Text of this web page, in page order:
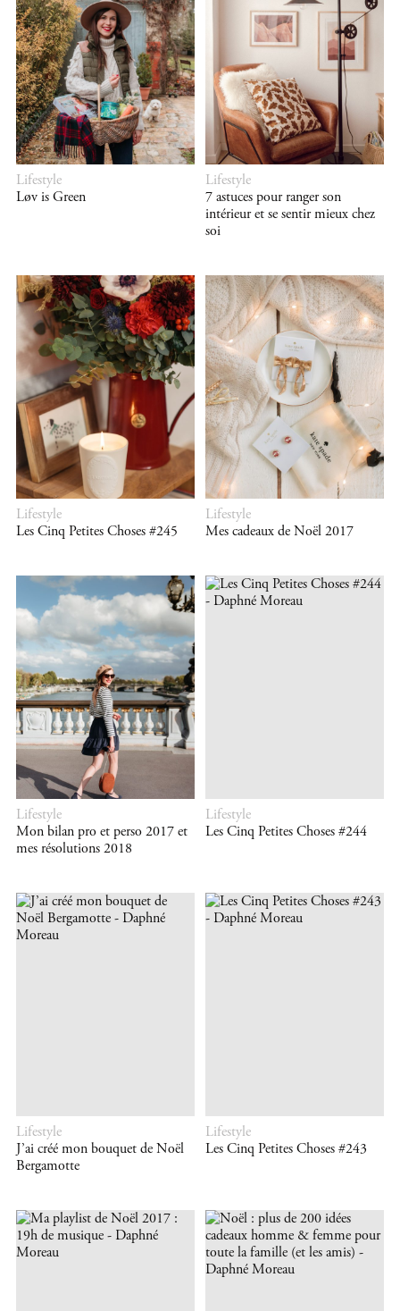
Lifestyle
Løv is Green
Lifestyle
7 astuces pour ranger son
intérieur et se sentir mieux chez
soi
Lifestyle
Les Cinq Petites Choses #245
Lifestyle
Mes cadeaux de Noël 2017
Lifestyle
Mon bilan pro et perso 2017 et
mes résolutions 2018
Lifestyle
Les Cinq Petites Choses #244
Lifestyle
J’ai créé mon bouquet de Noël
Bergamotte
Lifestyle
Les Cinq Petites Choses #243